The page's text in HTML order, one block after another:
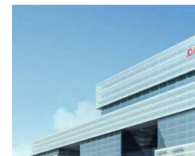
EduTech
生成式AI與雲端應用
Enterprise Digital Transformation